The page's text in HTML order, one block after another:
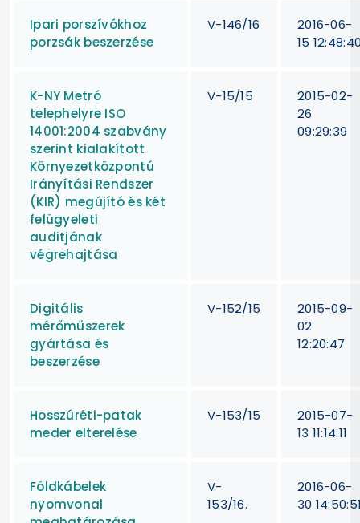
Ipari porszívókhoz
porzsák beszerzése
V-146/16
2016-06-
15
K-NY Metró
telephelyre ISO
14001:2004 szabvány
szerint kialakított
Környezetközpontú
Irányítási Rendszer
(KIR) megújító és két
felügyeleti
auditjának
végrehajtása
V-15/15
2015-02-
26
09:29:39
Digitális
mérőműszerek
gyártása és
beszerzése
V-152/15
2015-09-
02
12:20:47
Hosszúréti-patak
meder elterelése
V-153/15
2015-07-
13 11:14:11
Földkábelek
nyomvonal
V-
153/16.
2016-06-
30